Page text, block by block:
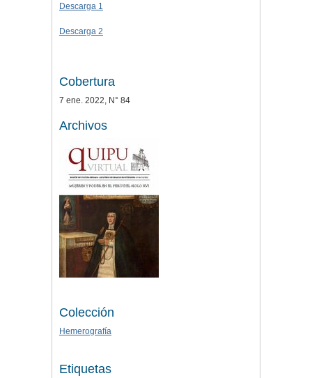
Descarga 1
Descarga 2
Cobertura
7 ene. 2022, N° 84
Archivos
Colección
Hemerografía
Etiquetas